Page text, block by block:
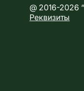
@ 2016-2026
Реквизиты